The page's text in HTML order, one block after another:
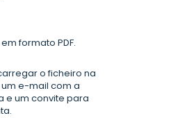
formato PDF.
o ficheiro na
e-mail com a
e um convite para